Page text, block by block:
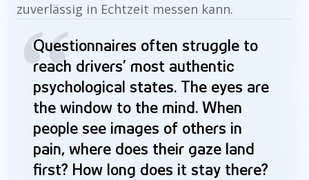
zuverlässig in Echtzeit messen kann.
“
Questionnaires often struggle to
reach drivers’ most authentic
psychological states. The eyes are
the window to the mind. When
people see images of others in
pain, where does their gaze land
first? How long does it stay there?